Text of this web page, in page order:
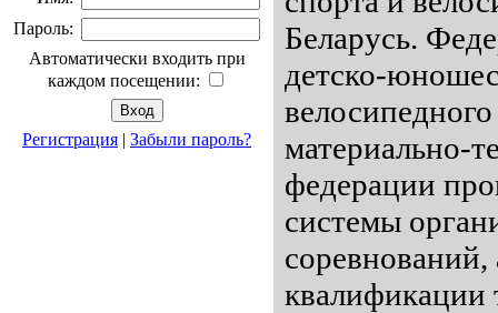
Пароль:
Автоматически входить при
каждом посещении:
Регистрация | Забыли пароль?
Беларусь.
детско-
материально-
федерации
системы
квалификации